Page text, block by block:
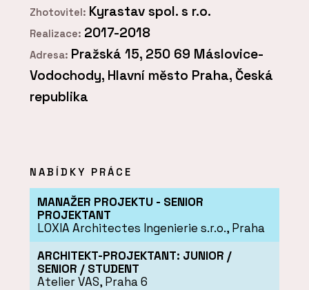
Zhotovitel: Kyrastav spol. s r.o.
Realizace: 2017-2018
Adresa: Pražská 15, 250 69 Máslovice-
Vodochody, Hlavní město Praha, Česká
republika
NABÍDKY PRÁCE
MANAŽER PROJEKTU - SENIOR
PROJEKTANT
LOXIA Architectes Ingenierie s.r.o., Praha
ARCHITEKT-PROJEKTANT: JUNIOR /
SENIOR / STUDENT
Atelier VAS, Praha 6